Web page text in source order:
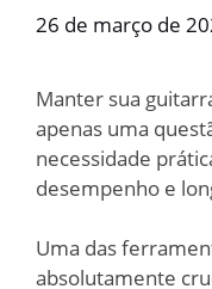
26 de março de
Manter sua
apenas uma
necessidade
desempenho e
Uma das
absolutamente